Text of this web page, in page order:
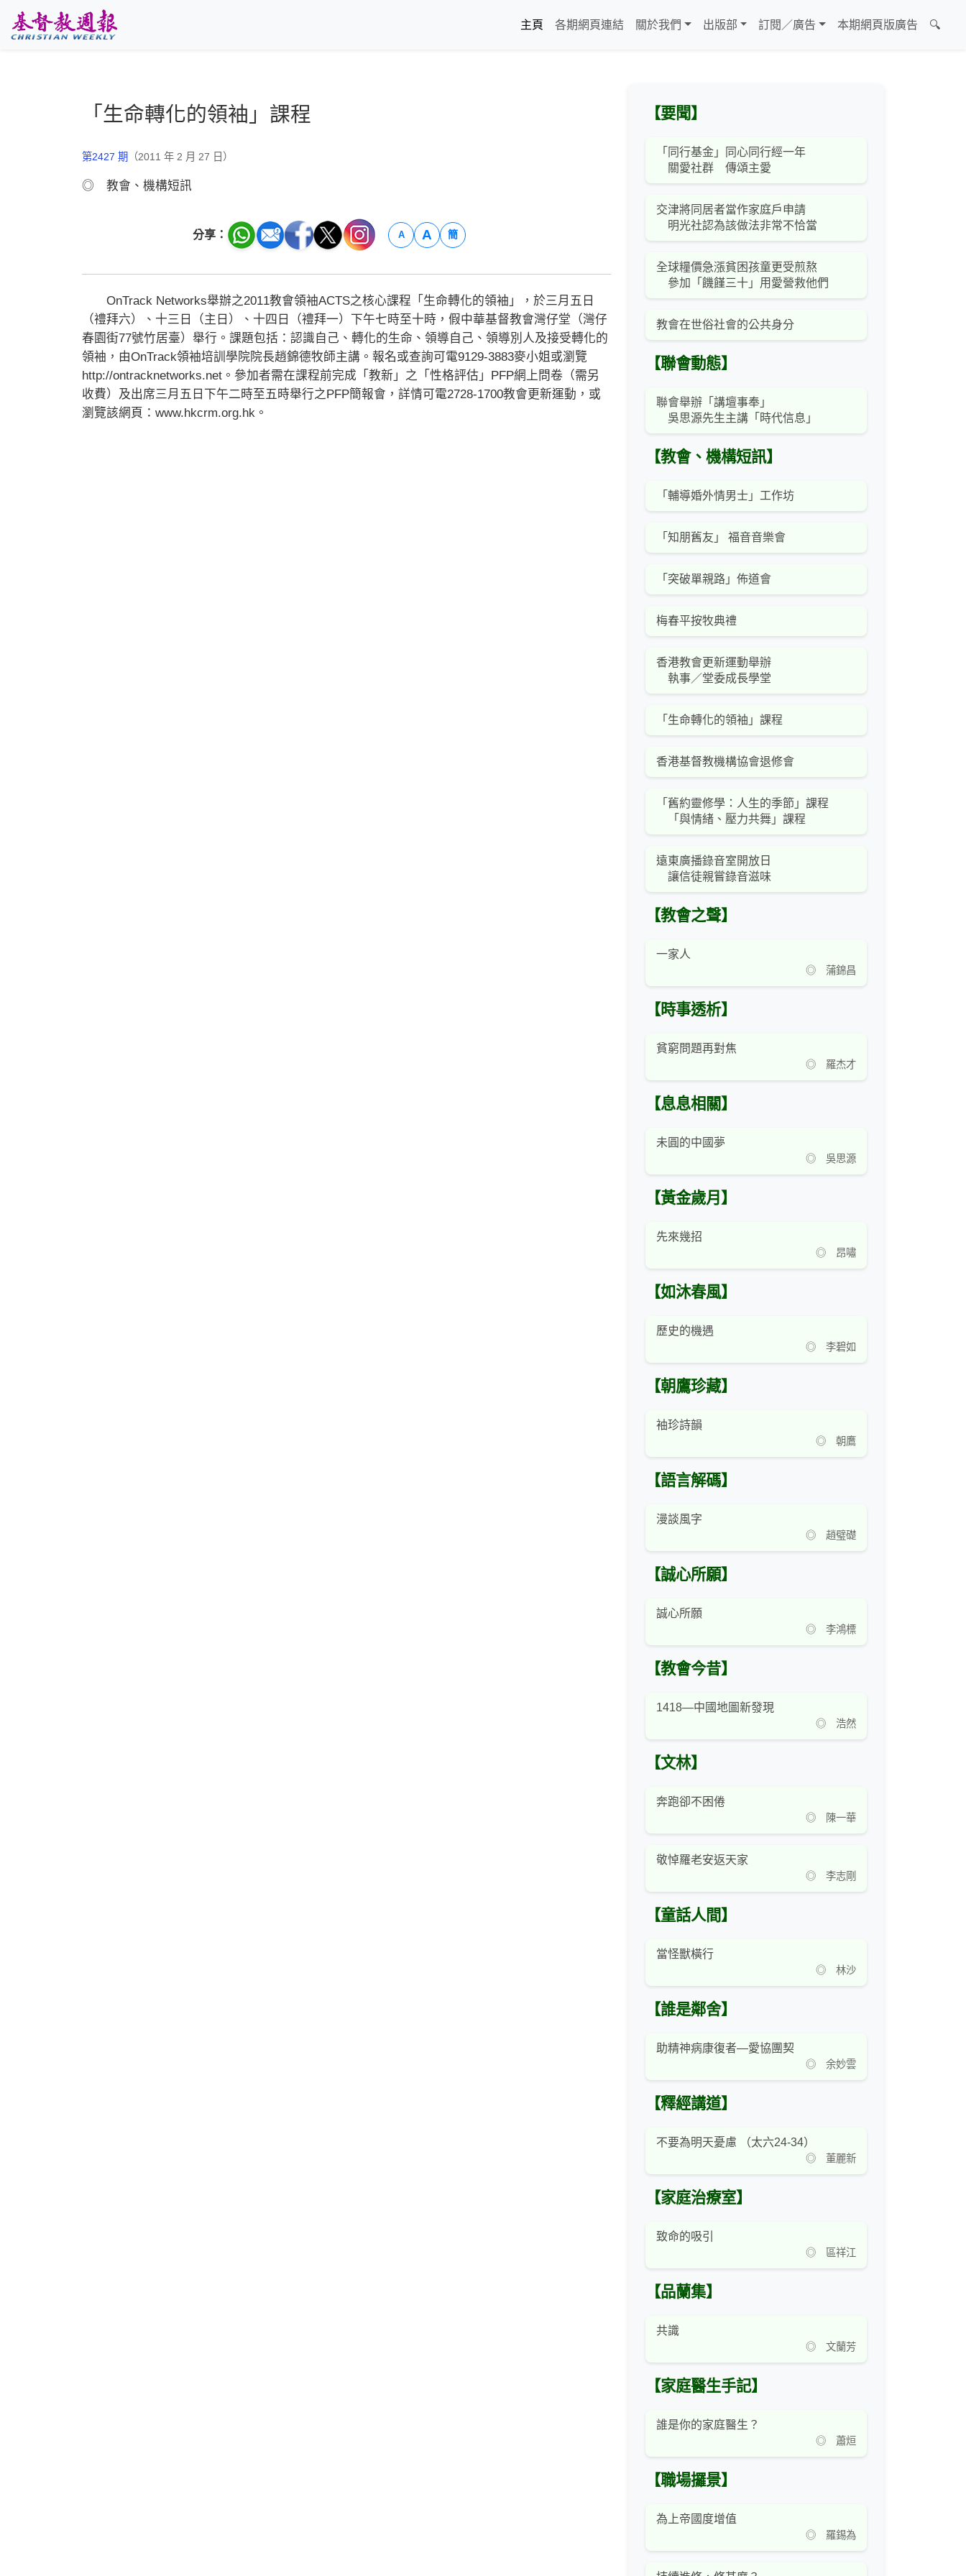
主頁
各期網頁連結 關於我們 出版部 訂閱／廣告 本期網頁版廣告 🔍
「生命轉化的領袖」課程
第2427 期 （2011 年 2 月 27 日）
◎ 教會、機構短訊
分享： A A 簡
OnTrack Networks舉辦之2011教會領袖ACTS之核心課程「生命轉化的領袖」，於三月五日
（禮拜六）、十三日（主日）、十四日（禮拜一）下午七時至十時，假中華基督教會灣仔堂（灣仔
春園街77號竹居臺）舉行。課題包括：認識自己、轉化的生命、領導自己、領導別人及接受轉化的
領袖，由OnTrack領袖培訓學院院長趙錦德牧師主講。報名或查詢可電9129-3883麥小姐或瀏覽
http://ontracknetworks.net。參加者需在課程前完成「教新」之「性格評估」PFP網上問卷（需另
收費）及出席三月五日下午二時至五時舉行之PFP簡報會，詳情可電2728-1700教會更新運動，或
瀏覽該網頁：www.hkcrm.org.hk。
【要聞】
「同行基金」同心同行經一年
關愛社群 傳頌主愛
交津將同居者當作家庭戶申請
明光社認為該做法非常不恰當
全球糧價急漲貧困孩童更受煎熬
參加「饑饉三十」用愛營救他們
教會在世俗社會的公共身分
【聯會動態】
聯會舉辦「講壇事奉」
吳思源先生主講「時代信息」
【教會、機構短訊】
「輔導婚外情男士」工作坊
「知朋舊友」 福音音樂會
「突破單親路」佈道會
梅春平按牧典禮
香港教會更新運動舉辦
執事／堂委成長學堂
「生命轉化的領袖」課程
香港基督教機構協會退修會
「舊約靈修學：人生的季節」課程
「與情緒、壓力共舞」課程
遠東廣播錄音室開放日
讓信徒親嘗錄音滋味
【教會之聲】
一家人
◎ 蒲錦昌
【時事透析】
貧窮問題再對焦
◎ 羅杰才
【息息相關】
未圓的中國夢
◎ 吳思源
【黃金歲月】
先來幾招
◎ 昂嘯
【如沐春風】
歷史的機遇
◎ 李碧如
【朝鷹珍藏】
袖珍詩韻
◎ 朝鷹
【語言解碼】
漫談風字
◎ 趙璧礎
【誠心所願】
誠心所願
◎ 李鴻標
【教會今昔】
1418—中國地圖新發現
◎ 浩然
【文林】
奔跑卻不困倦
◎ 陳一華
敬悼羅老安返天家
◎ 李志剛
【童話人間】
當怪獸橫行
◎ 林沙
【誰是鄰舍】
助精神病康復者—愛協團契
◎ 余妙雲
【釋經講道】
不要為明天憂慮 （太六24-34）
◎ 董麗新
【家庭治療室】
致命的吸引
◎ 區祥江
【品蘭集】
共識
◎ 文蘭芳
【家庭醫生手記】
誰是你的家庭醫生？
◎ 蕭烜
【職場攞景】
為上帝國度增值
◎ 羅錫為